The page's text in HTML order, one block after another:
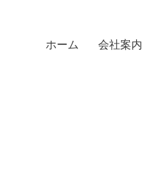
ホーム 会社案内